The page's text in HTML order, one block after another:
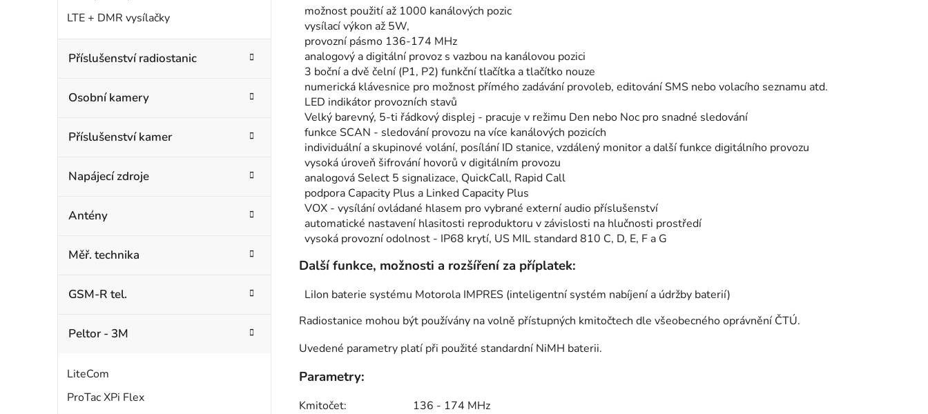
LTE + DMR vysílačky
Příslušenství radiostanic
Osobní kamery
Příslušenství kamer
Napájecí zdroje
Antény
Měř. technika
GSM-R tel.
Peltor - 3M
LiteCom
ProTac XPi Flex
možnost použití až 1000 kanálových pozic
vysílací výkon až 5W,
provozní pásmo 136-174 MHz
analogový a digitální provoz s vazbou na kanálovou pozici
3 boční a dvě čelní (P1, P2) funkční tlačítka a tlačítko nouze
numerická klávesnice pro možnost přímého zadávání provoleb, editování SMS nebo volacího seznamu atd.
LED indikátor provozních stavů
Velký barevný, 5-ti řádkový displej - pracuje v režimu Den nebo Noc pro snadné sledování
funkce SCAN - sledování provozu na více kanálových pozicích
individuální a skupinové volání, posílání ID stanice, vzdálený monitor a další funkce digitálního provozu
vysoká úroveň šifrování hovorů v digitálním provozu
analogová Select 5 signalizace, QuickCall, Rapid Call
podpora Capacity Plus a Linked Capacity Plus
VOX - vysílání ovládané hlasem pro vybrané externí audio příslušenství
automatické nastavení hlasitosti reproduktoru v závislosti na hlučnosti prostředí
vysoká provozní odolnost - IP68 krytí, US MIL standard 810 C, D, E, F a G
Další funkce, možnosti a rozšíření za příplatek:
LiIon baterie systému Motorola IMPRES (inteligentní systém nabíjení a údržby baterií)
Radiostanice mohou být používány na volně přístupných kmitočtech dle všeobecného oprávnění ČTÚ.
Uvedené parametry platí při použité standardní NiMH baterii.
Parametry:
Kmitočet: 136 - 174 MHz